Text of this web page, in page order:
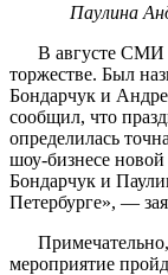
Паулина
В августе СМИ
торжестве. Был
Бондарчук и
сообщил, что
определилась
шоу-бизнесе
Бондарчук и
Петербурге», —
мероприятие